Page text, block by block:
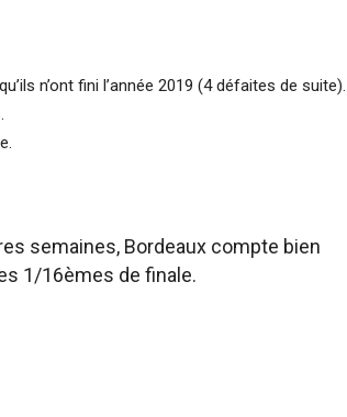
n’ont fini l’année 2019 (4 défaites de suite).
semaines, Bordeaux compte bien
1/16èmes de finale.